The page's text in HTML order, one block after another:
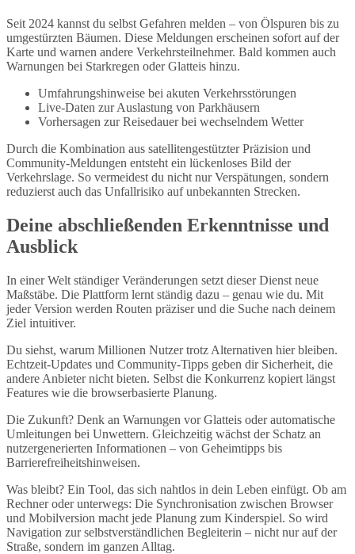
Seit 2024 kannst du selbst Gefahren melden – von Ölspuren bis zu
umgestürzten Bäumen. Diese Meldungen erscheinen sofort auf der
Karte und warnen andere Verkehrsteilnehmer. Bald kommen auch
Warnungen bei Starkregen oder Glatteis hinzu.
Umfahrungshinweise bei akuten Verkehrsstörungen
Live-Daten zur Auslastung von Parkhäusern
Vorhersagen zur Reisedauer bei wechselndem Wetter
Durch die Kombination aus satellitengestützter Präzision und
Community-Meldungen entsteht ein lückenloses Bild der
Verkehrslage. So vermeidest du nicht nur Verspätungen, sondern
reduzierst auch das Unfallrisiko auf unbekannten Strecken.
Deine abschließenden Erkenntnisse und
Ausblick
In einer Welt ständiger Veränderungen setzt dieser Dienst neue
Maßstäbe. Die Plattform lernt ständig dazu – genau wie du. Mit
jeder Version werden Routen präziser und die Suche nach deinem
Ziel intuitiver.
Du siehst, warum Millionen Nutzer trotz Alternativen hier bleiben.
Echtzeit-Updates und Community-Tipps geben dir Sicherheit, die
andere Anbieter nicht bieten. Selbst die Konkurrenz kopiert längst
Features wie die browserbasierte Planung.
Die Zukunft? Denk an Warnungen vor Glatteis oder automatische
Umleitungen bei Unwettern. Gleichzeitig wächst der Schatz an
nutzergenerierten Informationen – von Geheimtipps bis
Barrierefreiheitshinweisen.
Was bleibt? Ein Tool, das sich nahtlos in dein Leben einfügt. Ob am
Rechner oder unterwegs: Die Synchronisation zwischen Browser
und Mobilversion macht jede Planung zum Kinderspiel. So wird
Navigation zur selbstverständlichen Begleiterin – nicht nur auf der
Straße, sondern im ganzen Alltag.